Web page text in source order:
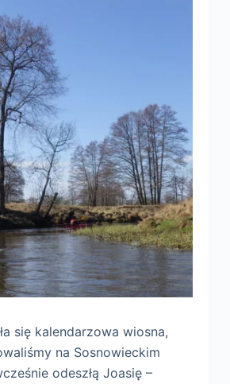
się kalendarzowa wiosna,
na Sosnowieckim
odeszłą Joasię –